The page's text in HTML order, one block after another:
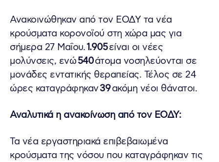
Ανακοινώθηκαν από τον ΕΟΔΥ τα νέα
κρούσματα κορονοϊού στη χώρα μας για
σήμερα 27 Μαΐου.1.905είναι οι νέες
μολύνσεις, ενώ540άτομα νοσηλεύονται σε
μονάδες εντατικής θεραπείας. Τέλος σε 24
ώρες καταγράφηκαν39ακόμη νέοι θάνατοι.
Αναλυτικά η ανακοίνωση από τον ΕΟΔΥ:
Τα νέα εργαστηριακά επιβεβαιωμένα
κρούσματα της νόσου που καταγράφηκαν τις